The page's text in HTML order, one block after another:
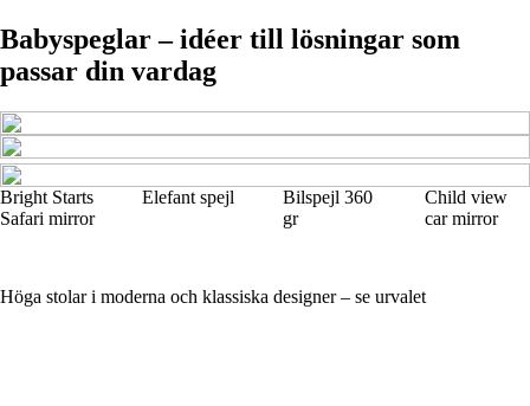
Babyspeglar – idéer till lösningar som
passar din vardag
Bright Starts
Safari mirror
Elefant spejl
Bilspejl 360
gr
Child view
car mirror
Höga stolar i moderna och klassiska designer – se urvalet